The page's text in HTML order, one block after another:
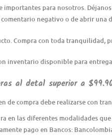
importantes para nosotros.
negativo o de abrir una
Compra con toda tranquilidad,
inventario disponible para
al detal superior a
de compra debe realizarse con
en las diferentes modalidades
pago en Bancos: